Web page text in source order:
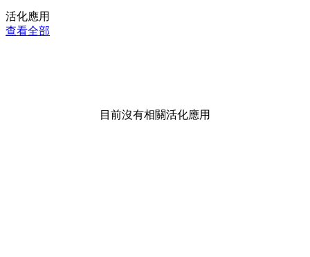
活化應用
查看全部
目前沒有相關活化應用